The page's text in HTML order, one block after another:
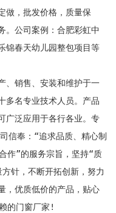
做，批发价格，质量保
。公司案例：合肥彩虹中
锦春天幼儿园整包项目等
、销售、安装和维护于一
多名专业技术人员。产品
广泛应用于各行各业。专
信奉：“追求品质、精心制
作”的服务宗旨，坚持“质
针，不断开拓创新，努力
，优质低价的产品，贴心
的门窗厂家!